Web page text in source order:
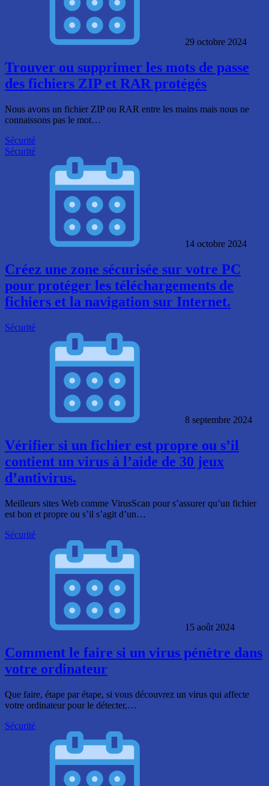
29 octobre 2024
Trouver ou supprimer les mots de passe
des fichiers ZIP et RAR protégés
Nous avons un fichier ZIP ou RAR entre les mains mais nous ne
connaissons pas le mot…
Sécurité
Sécurité
14 octobre 2024
Créez une zone sécurisée sur votre PC
pour protéger les téléchargements de
fichiers et la navigation sur Internet.
Sécurité
8 septembre 2024
Vérifier si un fichier est propre ou s’il
contient un virus à l’aide de 30 jeux
d’antivirus.
Meilleurs sites Web comme VirusScan pour s’assurer qu’un fichier
est bon et propre ou s’il s’agit d’un…
Sécurité
15 août 2024
Comment le faire si un virus pénètre dans
votre ordinateur
Que faire, étape par étape, si vous découvrez un virus qui affecte
votre ordinateur pour le détecter,…
Sécurité